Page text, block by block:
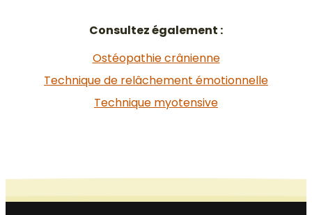
Consultez également :
Ostéopathie crânienne
Technique de relâchement émotionnelle
Technique myotensive